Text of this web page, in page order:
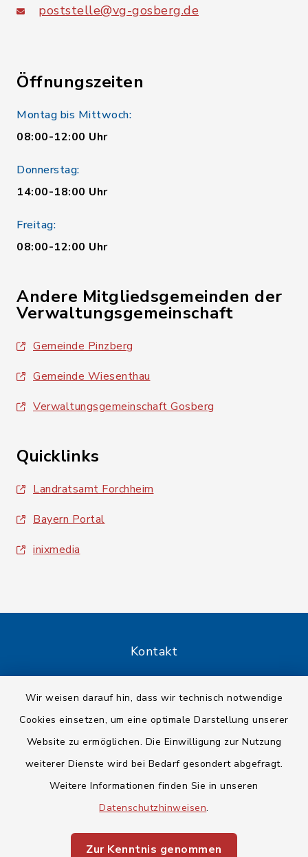
Wir weisen darauf hin, dass wir technisch notwendige
Cookies einsetzen, um eine optimale Darstellung unserer
Website zu ermöglichen. Die Einwilligung zur Nutzung
weiterer Dienste wird bei Bedarf gesondert abgefragt.
Weitere Informationen finden Sie in unseren
Datenschutzhinweisen.
Zur Kenntnis genommen
poststelle@vg-gosberg.de
Öffnungszeiten
Montag bis Mittwoch:
08:00-12:00 Uhr
Donnerstag:
14:00-18:00 Uhr
Freitag:
08:00-12:00 Uhr
Andere Mitgliedsgemeinden der
Verwaltungsgemeinschaft
Gemeinde Pinzberg
Gemeinde Wiesenthau
Verwaltungsgemeinschaft Gosberg
Quicklinks
Landratsamt Forchheim
Bayern Portal
inixmedia
Kontakt
Datenschutz
Impressum
Sitemap
Cookie-Einstellungen